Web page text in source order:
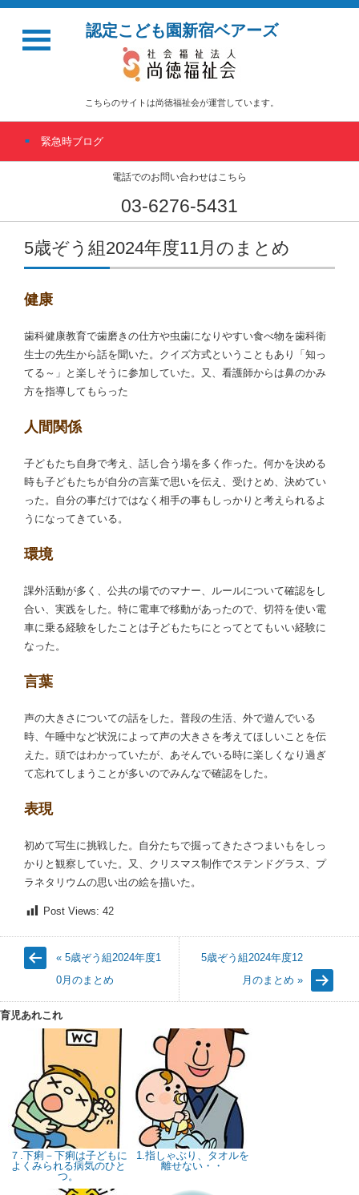
認定こども園新宿ベアーズ
こちらのサイトは尚徳福祉会が運営しています。
緊急時ブログ
電話でのお問い合わせはこちら
03-6276-5431
5歳ぞう組2024年度11月のまとめ
健康
歯科健康教育で歯磨きの仕方や虫歯になりやすい食べ物を歯科衛
生士の先生から話を聞いた。クイズ方式ということもあり「知っ
てる～」と楽しそうに参加していた。又、看護師からは鼻のかみ
方を指導してもらった
人間関係
子どもたち自身で考え、話し合う場を多く作った。何かを決める
時も子どもたちが自分の言葉で思いを伝え、受けとめ、決めてい
った。自分の事だけではなく相手の事もしっかりと考えられるよ
うになってきている。
環境
課外活動が多く、公共の場でのマナー、ルールについて確認をし
合い、実践をした。特に電車で移動があったので、切符を使い電
車に乗る経験をしたことは子どもたちにとってとてもいい経験に
なった。
言葉
声の大きさについての話をした。普段の生活、外で遊んでいる
時、午睡中など状況によって声の大きさを考えてほしいことを伝
えた。頭ではわかっていたが、あそんでいる時に楽しくなり過ぎ
て忘れてしまうことが多いのでみんなで確認をした。
表現
初めて写生に挑戦した。自分たちで掘ってきたさつまいもをしっ
かりと観察していた。又、クリスマス制作でステンドグラス、プ
ラネタリウムの思い出の絵を描いた。
Post Views: 42
« 5歳ぞう組2024年度1
0月のまとめ
5歳ぞう組2024年度12
月のまとめ »
育児あれこれ
７.下痢－下痢は子どもに
よくみられる病気のひと
つ。
1.指しゃぶり、タオルを
離せない・・